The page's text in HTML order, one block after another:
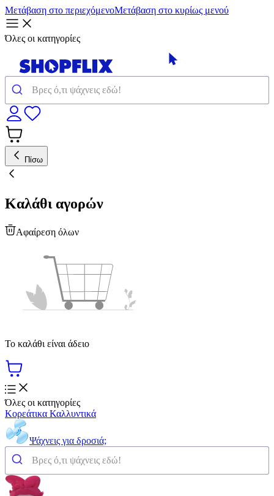
Μετάβαση στο περιεχόμενοΜετάβαση στο κυρίως μενού
Όλες οι κατηγορίες
Πίσω
Καλάθι αγορών
Αφαίρεση όλων
Το καλάθι είναι άδειο
Όλες οι κατηγορίες
Κορεάτικα Καλλυντικά
Ψάχνεις για δροσιά;